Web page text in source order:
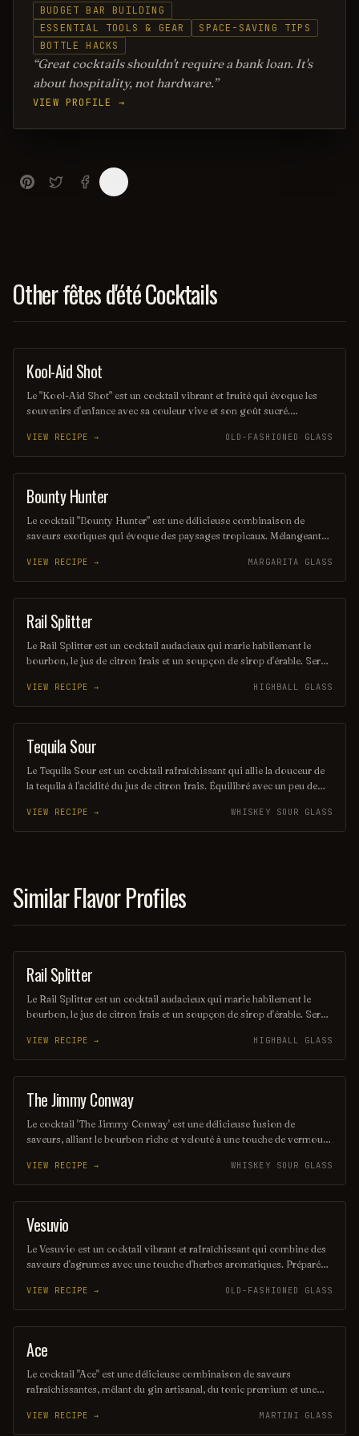
BUDGET BAR BUILDING
ESSENTIAL TOOLS & GEAR
SPACE-SAVING TIPS
BOTTLE HACKS
Great cocktails shouldn't require a bank loan. It's
about hospitality, not hardware.
VIEW PROFILE →
Other fêtes d'été Cocktails
SHOT
Kool-Aid Shot
Le "Kool-Aid Shot" est un cocktail vibrant et fruité qui évoque les
souvenirs d'enfance avec sa couleur vive et son goût sucré.
Aid, ce shot rafraîchissant est parfait pour les fêtes et les soirées
entre amis. Sa simplicité et son côté ludique en font un choix
populaire pour ceux qui cherchent à s'amuser.
VIEW RECIPE → OLD-FASHIONED GLASS
COCKTAIL
Bounty Hunter
Le cocktail "Bounty Hunter" est une délicieuse combinaison de
saveurs exotiques qui évoque des paysages tropicaux. Mélangeant
expérience rafraîchissante et envoûtante, parfaite pour les amateurs
de cocktails d'été. Sa présentation colorée et son goût unique en
font un véritable trésor à découvrir.
VIEW RECIPE → MARGARITA GLASS
COCKTAIL
Rail Splitter
Le Rail Splitter est un cocktail audacieux qui marie habilement le
bourbon, le jus de citron frais et un soupçon de sirop d'érable. Servi
évoquant les saveurs rustiques du terroir américain. Parfait pour les
amateurs de cocktails classiques revisités, il saura séduire vos
papilles.
VIEW RECIPE → HIGHBALL GLASS
ORDINARY DRINK
Tequila Sour
Le Tequila Sour est un cocktail rafraîchissant qui allie la douceur de
la tequila à l'acidité du jus de citron frais. Équilibré avec un peu de
veloutée, il offre une expérience gustative à la fois vive et onctueuse.
Parfait pour les amateurs de cocktails qui recherchent une touche
VIEW RECIPE → WHISKEY SOUR GLASS
Similar Flavor Profiles
COCKTAIL
Rail Splitter
Le Rail Splitter est un cocktail audacieux qui marie habilement le
bourbon, le jus de citron frais et un soupçon de sirop d'érable. Servi
évoquant les saveurs rustiques du terroir américain. Parfait pour les
amateurs de cocktails classiques revisités, il saura séduire vos
papilles.
VIEW RECIPE → HIGHBALL GLASS
COCKTAIL
The Jimmy Conway
Le cocktail 'The Jimmy Conway' est une délicieuse fusion de
saveurs, alliant le bourbon riche et velouté à une touche de vermouth
confite en garniture, il évoque l'élégance et le charme des soirées
raffinées. Un véritable hommage à l'art de la mixologie.
VIEW RECIPE → WHISKEY SOUR GLASS
ORDINARY DRINK
Vesuvio
Le Vesuvio est un cocktail vibrant et rafraîchissant qui combine des
saveurs d'agrumes avec une touche d'herbes aromatiques. Préparé
évoque la chaleur et l'énergie du célèbre volcan italien. Servi sur
glace avec une garniture de zeste d'orange, il est parfait pour une
soirée estivale.
VIEW RECIPE → OLD-FASHIONED GLASS
COCKTAIL
Ace
Le cocktail "Ace" est une délicieuse combinaison de saveurs
rafraîchissantes, mêlant du gin artisanal, du tonic premium et une
concombre, il offre une expérience à la fois élégante et désaltérante,
VIEW RECIPE → MARTINI GLASS